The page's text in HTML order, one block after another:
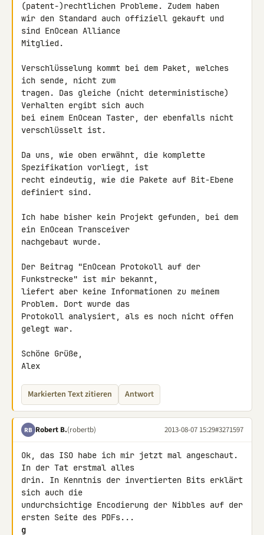
(patent-)rechtlichen Probleme. Zudem haben
wir den Standard auch offiziell gekauft und
sind EnOcean Alliance
Mitglied.
Verschlüsselung kommt bei dem Paket, welches
ich sende, nicht zum
tragen. Das gleiche (nicht deterministische)
Verhalten ergibt sich auch
bei einem EnOcean Taster, der ebenfalls nicht
verschlüsselt ist.
Da uns, wie oben erwähnt, die komplette
Spezifikation vorliegt, ist
recht eindeutig, wie die Pakete auf Bit-Ebene
definiert sind.
Ich habe bisher kein Projekt gefunden, bei dem
ein EnOcean Transceiver
nachgebaut wurde.
Der Beitrag "EnOcean Protokoll auf der
Funkstrecke" ist mir bekannt,
liefert aber keine Informationen zu meinem
Problem. Dort wurde das
Protokoll analysiert, als es noch nicht offen
gelegt war.
Schöne Grüße,
Alex
Markierten Text zitieren Antwort
RB Robert B.(robertb) 2013-08-07 15:29#3271597
Ok, das ISO habe ich mir jetzt mal angeschaut.
In der Tat erstmal alles
drin. In Kenntnis der invertierten Bits erklärt
sich auch die
undurchsichtige Encodierung der Nibbles auf der
g